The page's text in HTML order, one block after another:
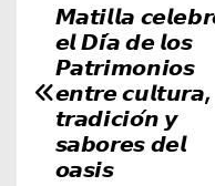
N𝙈𝙖𝙩𝙞𝙡𝙡𝙖
𝙚𝙡 𝘿𝙞́𝙖 𝙙𝙚 𝙡𝙤𝙨
𝙋𝙖𝙩𝙧𝙞𝙢𝙤𝙣𝙞𝙤𝙨
𝙚𝙣𝙩𝙧𝙚 𝙘𝙪𝙡𝙩𝙪𝙧𝙖,
𝙩𝙧𝙖𝙙𝙞𝙘𝙞𝙤́𝙣 𝙮
𝙨𝙖𝙗𝙤𝙧𝙚𝙨 𝙙𝙚𝙡
𝙤𝙖𝙨𝙞𝙨